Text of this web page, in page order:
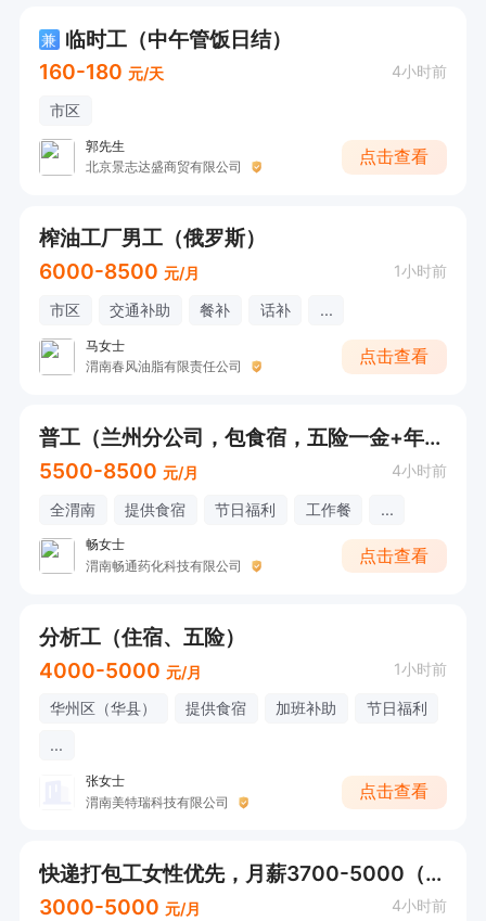
兼 临时工（中午管饭日结）
160-180 元/天 4小时前
市区
郭先生
北京景志达盛商贸有限公司
点击查看
榨油工厂男工（俄罗斯）
6000-8500 元/月 1小时前
市区 交通补助 餐补 话补 ...
马女士
渭南春风油脂有限责任公司
点击查看
普工（兰州分公司，包食宿，五险一金+年终奖+高温补贴）
5500-8500 元/月 4小时前
全渭南 提供食宿 节日福利 工作餐 ...
畅女士
渭南畅通药化科技有限公司
点击查看
分析工（住宿、五险）
4000-5000 元/月 1小时前
华州区（华县） 提供食宿 加班补助
节日福利
...
张女士
渭南美特瑞科技有限公司
点击查看
快递打包工女性优先，月薪3700-5000（管午餐）
3000-5000 元/月 4小时前